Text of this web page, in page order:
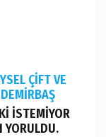
ÇİFT VE
İSTEMİYOR
YORULDU.